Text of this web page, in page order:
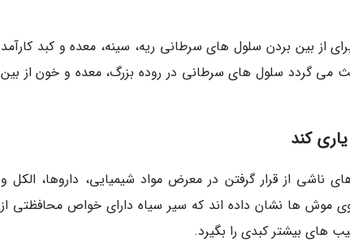
از بین بردن سلول های سرطانی ریه، سینه، معده و کبد کارآمد
می گردد سلول های سرطانی در روده بزرگ، معده و خون از بین
ناشی از قرار گرفتن در معرض مواد شیمیایی، داروها، الکل و
موش ها نشان داده اند که سیر سیاه دارای خواص محافظتی از
های بیشتر کبدی را بگیرد.